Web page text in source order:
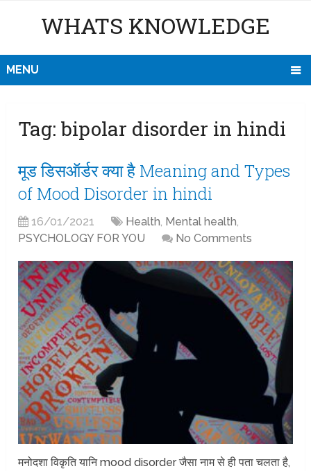
WHATS KNOWLEDGE
MENU
Tag:bipolar disorder in hindi
मूड डिसऑर्डर क्या है Meaning and Types
of Mood Disorder in hindi
16/01/2021 Health, Mental health,
PSYCHOLOGY FOR YOU
No Comments
मनोदशा विकृति यानि mood disorder जैसा नाम से ही पता चलता है,